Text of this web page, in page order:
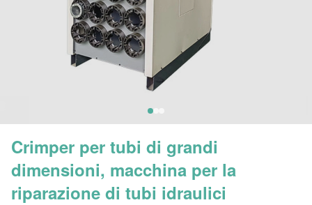
Crimper per tubi di grandi
dimensioni, macchina per la
riparazione di tubi idraulici